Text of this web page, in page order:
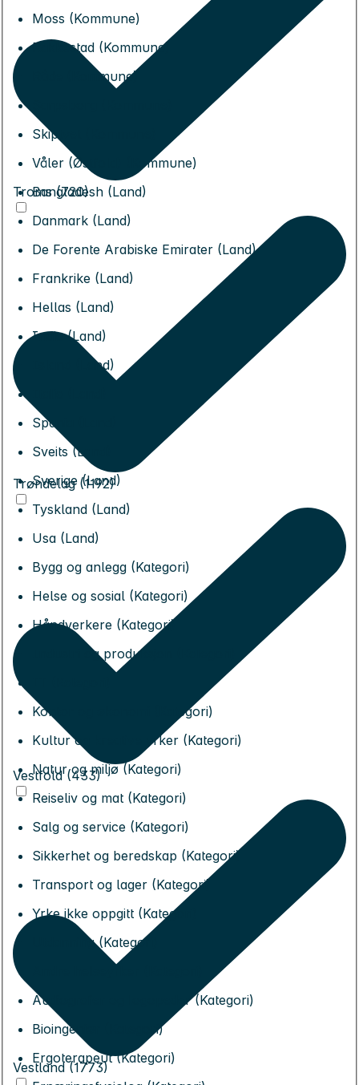
Moss (Kommune)
Rakkestad (Kommune)
Råde (Kommune)
Skiptvet (Kommune)
Våler (Østfold) (Kommune)
Bangladesh (Land)
Danmark (Land)
De Forente Arabiske Emirater (Land)
Frankrike (Land)
Hellas (Land)
India (Land)
Island (Land)
Spania (Land)
Sveits (Land)
Sverige (Land)
Tyskland (Land)
Usa (Land)
Bygg og anlegg (Kategori)
Helse og sosial (Kategori)
Håndverkere (Kategori)
Industri og produksjon (Kategori)
Kontor og økonomi (Kategori)
Kultur og kreative yrker (Kategori)
Natur og miljø (Kategori)
Reiseliv og mat (Kategori)
Salg og service (Kategori)
Sikkerhet og beredskap (Kategori)
Transport og lager (Kategori)
Yrke ikke oppgitt (Kategori)
Utdanning (Kategori)
Audiografer og logopeder (Kategori)
Bioingeniør (Kategori)
Ergoterapeut (Kategori)
Troms (720)
Trøndelag (1192)
Vestfold (433)
Vestland (1773)